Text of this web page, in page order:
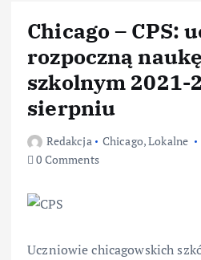
Chicago – CPS:
rozpoczną
szkolnym 2021-
sierpniu
Redakcja Chicago,Lokalne
0 Comments
Uczniowie chicagowskich